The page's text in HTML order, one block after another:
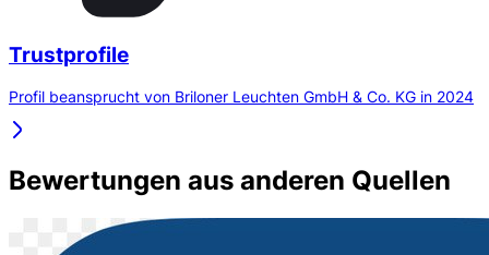
Trustprofile
Profil beansprucht von Briloner Leuchten GmbH & Co. KG in 2024
Bewertungen aus anderen Quellen